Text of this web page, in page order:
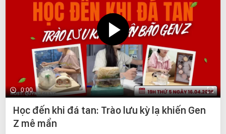
0:00
Học đến khi đá tan: Trào lưu kỳ lạ khiến Gen
Z mê mẩn